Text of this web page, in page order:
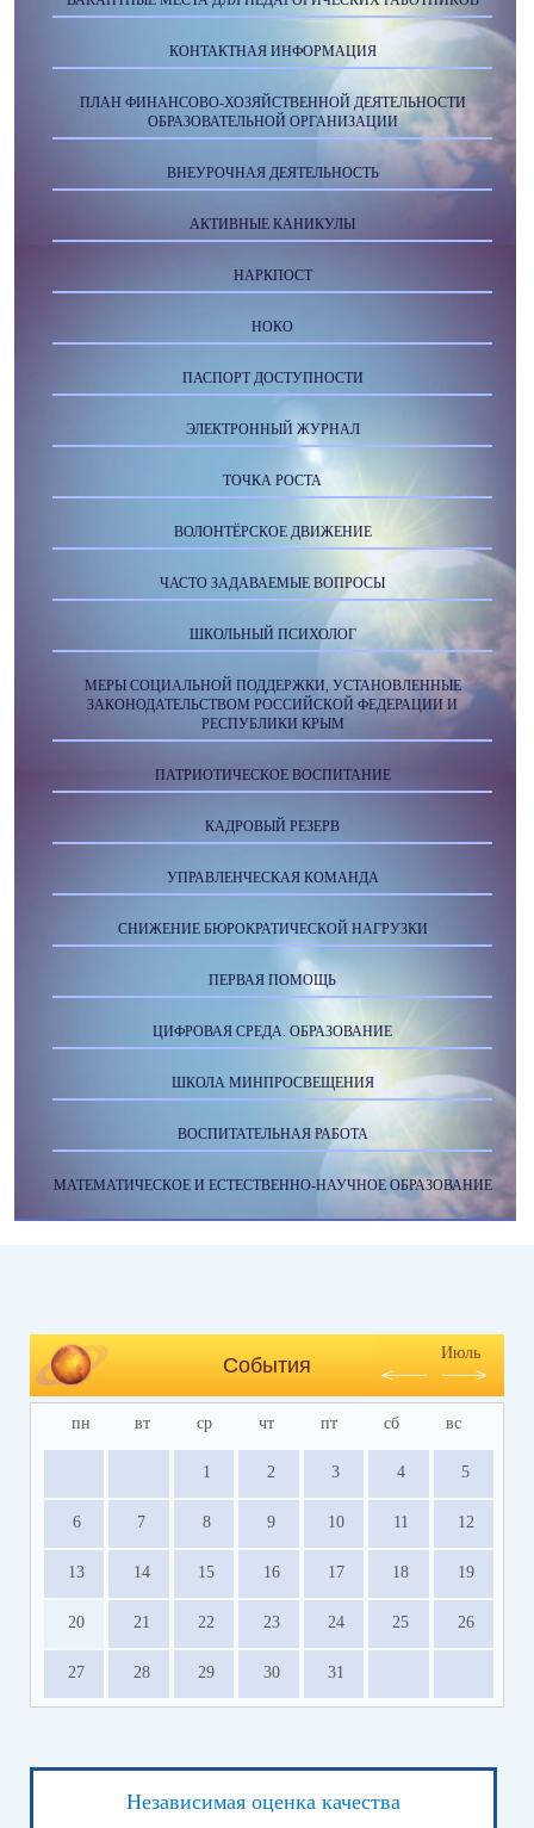
КОНТАКТНАЯ ИНФОРМАЦИЯ
ПЛАН ФИНАНСОВО-ХОЗЯЙСТВЕННОЙ ДЕЯТЕЛЬНОСТИ
ОБРАЗОВАТЕЛЬНОЙ ОРГАНИЗАЦИИ
ВНЕУРОЧНАЯ ДЕЯТЕЛЬНОСТЬ
АКТИВНЫЕ КАНИКУЛЫ
НАРКПОСТ
НОКО
ПАСПОРТ ДОСТУПНОСТИ
ЭЛЕКТРОННЫЙ ЖУРНАЛ
ТОЧКА РОСТА
ВОЛОНТЁРСКОЕ ДВИЖЕНИЕ
ЧАСТО ЗАДАВАЕМЫЕ ВОПРОСЫ
ШКОЛЬНЫЙ ПСИХОЛОГ
МЕРЫ СОЦИАЛЬНОЙ ПОДДЕРЖКИ, УСТАНОВЛЕННЫЕ
ЗАКОНОДАТЕЛЬСТВОМ РОССИЙСКОЙ ФЕДЕРАЦИИ И
РЕСПУБЛИКИ КРЫМ
ПАТРИОТИЧЕСКОЕ ВОСПИТАНИЕ
КАДРОВЫЙ РЕЗЕРВ
УПРАВЛЕНЧЕСКАЯ КОМАНДА
СНИЖЕНИЕ БЮРОКРАТИЧЕСКОЙ НАГРУЗКИ
ПЕРВАЯ ПОМОЩЬ
ЦИФРОВАЯ СРЕДА. ОБРАЗОВАНИЕ
ШКОЛА МИНПРОСВЕЩЕНИЯ
ВОСПИТАТЕЛЬНАЯ РАБОТА
МАТЕМАТИЧЕСКОЕ И ЕСТЕСТВЕННО-НАУЧНОЕ ОБРАЗОВАНИЕ
События
Июль
пн вт ср чт пт сб вс
1 2 3 4 5
6 7 8 9 10 11 12
13 14 15 16 17 18 19
20 21 22 23 24 25 26
27 28 29 30 31
Независимая оценка качества